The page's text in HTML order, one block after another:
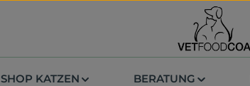
SHOP KATZEN BERATUNG